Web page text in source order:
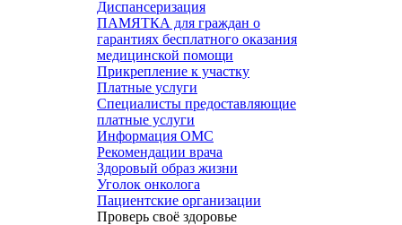
Диспансеризация
ПАМЯТКА для граждан о
гарантиях бесплатного оказания
медицинской помощи
Прикрепление к участку
Платные услуги
Специалисты предоставляющие
платные услуги
Информация ОМС
Рекомендации врача
Здоровый образ жизни
Уголок онколога
Пациентские организации
Проверь своё здоровье